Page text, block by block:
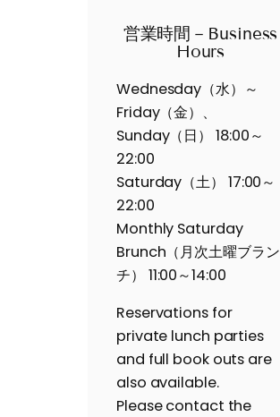
営業時間－Business
Hours
Wednesday（水）～
Friday（金）、
Sunday（日） 18:00～
22:00
Saturday（土） 17:00～
22:00
Monthly Saturday
Brunch（月次土曜ブラン
チ） 11:00～14:00
Reservations for
private lunch parties
and full book outs are
also available.
Please contact the